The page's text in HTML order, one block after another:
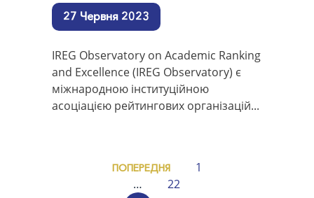
27 Червня 2023
IREG Observatory on Academic Ranking
and Excellence (IREG Observatory) є
міжнародною інституційною
асоціацією рейтингових організацій...
ПОПЕРЕДНЯ
1
…
22